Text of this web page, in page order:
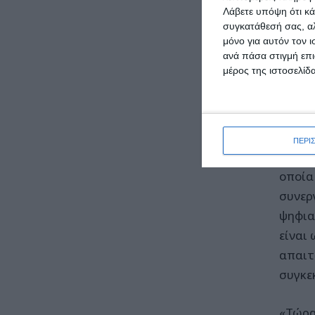
Λάβετε υπόψη ότι
συγκατάθεσή σας,
μόνο για αυτόν τον
ανά πάσα στιγμή
μέρος της
Ο κ.